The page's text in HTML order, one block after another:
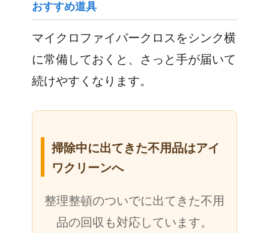
おすすめ道具
マイクロファイバークロスをシンク横
に常備しておくと、さっと手が届いて
続けやすくなります。
掃除中に出てきた不用品はアイ
ワクリーンへ
整理整頓のついでに出てきた不用
品の回収も対応しています。